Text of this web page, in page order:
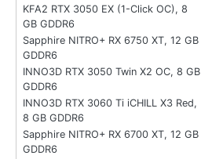
KFA2 RTX 3050 EX (1-Click OC), 8
GB GDDR6
Sapphire NITRO+ RX 6750 XT, 12 GB
GDDR6
INNO3D RTX 3050 Twin X2 OC, 8 GB
GDDR6
INNO3D RTX 3060 Ti iCHILL X3 Red,
8 GB GDDR6
Sapphire NITRO+ RX 6700 XT, 12 GB
GDDR6